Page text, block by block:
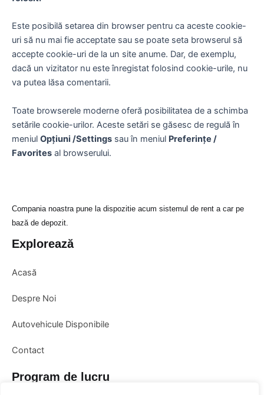
Este posibilă setarea din browser pentru ca aceste cookie-
uri să nu mai fie acceptate sau se poate seta browserul să
accepte cookie-uri de la un site anume. Dar, de exemplu,
dacă un vizitator nu este înregistat folosind cookie-urile, nu
va putea lăsa comentarii.
Toate browserele moderne oferă posibilitatea de a schimba
setările cookie-urilor. Aceste setări se găsesc de regulă în
meniul Opțiuni /Settings sau în meniul Preferințe /
Favorites al browserului.
Compania noastra pune la dispozitie acum sistemul de rent a car pe
bază de depozit.
Explorează
Acasă
Despre Noi
Autovehicule Disponibile
Contact
Program de lucru